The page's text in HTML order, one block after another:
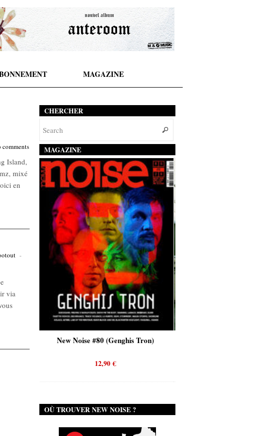
MAGAZINE
comments
Island,
mixé
en
-
via
CHERCHER
MAGAZINE
New Noise #80 (Genghis Tron) New Noise #80 (Quicksand)
OÙ TROUVER NEW NOISE ?